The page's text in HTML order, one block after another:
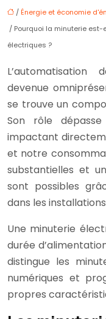
/ Énergie et économie
/ Pourquoi la minuterie
électriques ?
devenue
se trouve un
Son rôle
impactant
et notre
substantielles et
sont possibles
dans les
Une minuterie
durée
distingue les
numériques et
propres